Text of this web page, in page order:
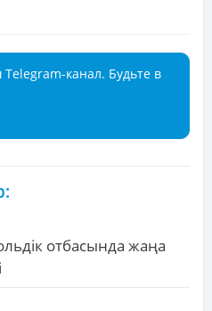
канал. Будьте в
отбасында жаңа